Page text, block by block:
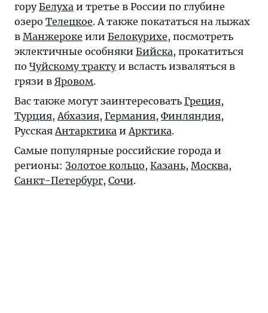
горуБелуха и третье в России по глубине
озеро Телецкое. А также покататься на лыжах
в Манжероке или Белокурихе, посмотреть
эклектичные особняки Бийска, прокатиться
по Чуйскому трактуи всласть изваляться в
грязи в Яровом.
Вас также могут заинтересовать Греция,
Турция,Абхазия, Германия, Финляндия,
РусскаяАнтарктика иАрктика.
Самые популярные российские города и
регионы: Золотое кольцо, Казань, Москва,
Санкт-Петербург, Сочи.